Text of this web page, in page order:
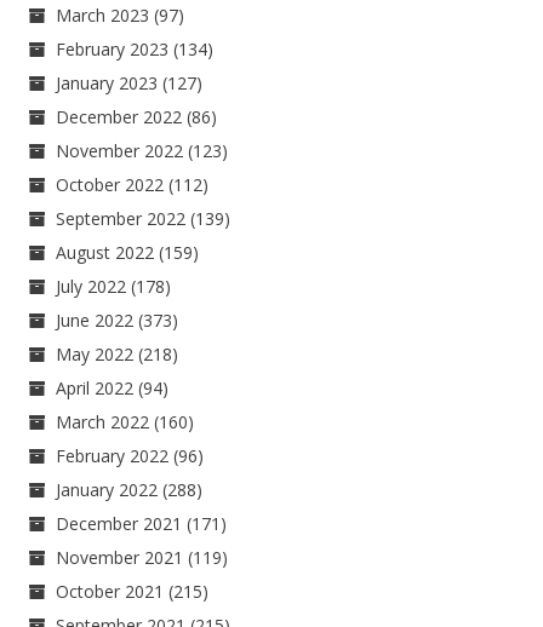
March 2023 (97)
February 2023 (134)
January 2023 (127)
December 2022 (86)
November 2022 (123)
October 2022 (112)
September 2022 (139)
August 2022 (159)
July 2022 (178)
June 2022 (373)
May 2022 (218)
April 2022 (94)
March 2022 (160)
February 2022 (96)
January 2022 (288)
December 2021 (171)
November 2021 (119)
October 2021 (215)